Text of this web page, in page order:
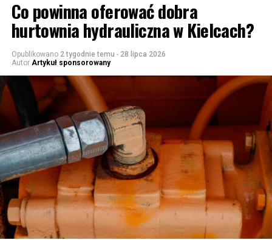
Co powinna oferować dobra
hurtownia hydrauliczna w Kielcach?
Opublikowano 2 tygodnie temu - 28 lipca 2026
Autor Artykuł sponsorowany